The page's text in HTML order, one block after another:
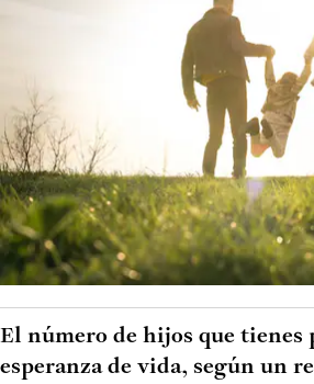
El número de hijos que tienes
esperanza de vida, según un